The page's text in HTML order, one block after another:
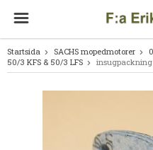
Startsida SACHS mopedmotorer
50/3 KFS & 50/3 LFS
insugpackning